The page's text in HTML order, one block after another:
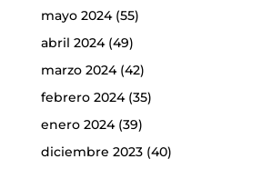
mayo 2024(55)
abril 2024(49)
marzo 2024(42)
febrero 2024(35)
enero 2024(39)
diciembre 2023(40)